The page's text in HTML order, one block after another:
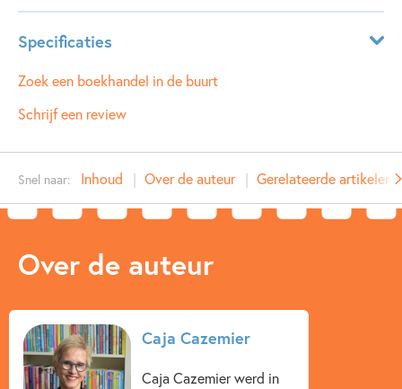
ietsje leuker. Zeker als ze de kans krijgt om mee te doen aan
een echte musical die in grote theaters zal gaan draaien.
Maar daarvoor moet ze wel eerst auditie doen...
Specificaties
Leeftijdsindicatie: 10 - 13 jaar
ISBN:
9789021668390
Auteur(s):
Caja Cazemier
Prijs:
99
Uitgever: Ploegsma
Kenmerken van e-book
12+ jaar 9 – 12 jaar
Dagelijks leven
Zoek een boekhandel in de buurt
Schrijf een review
Snel naar: Inhoud Over de auteur Gerelateerde artikelen
Over de auteur
Caja Cazemier
Caja Cazemier werd in